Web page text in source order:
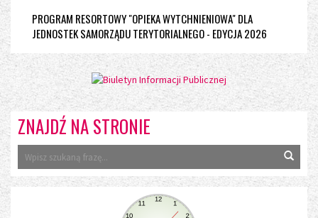
PROGRAM RESORTOWY "OPIEKA WYTCHNIENIOWA" DLA
JEDNOSTEK SAMORZĄDU TERYTORIALNEGO - EDYCJA 2026
ZNAJDŹ NA STRONIE